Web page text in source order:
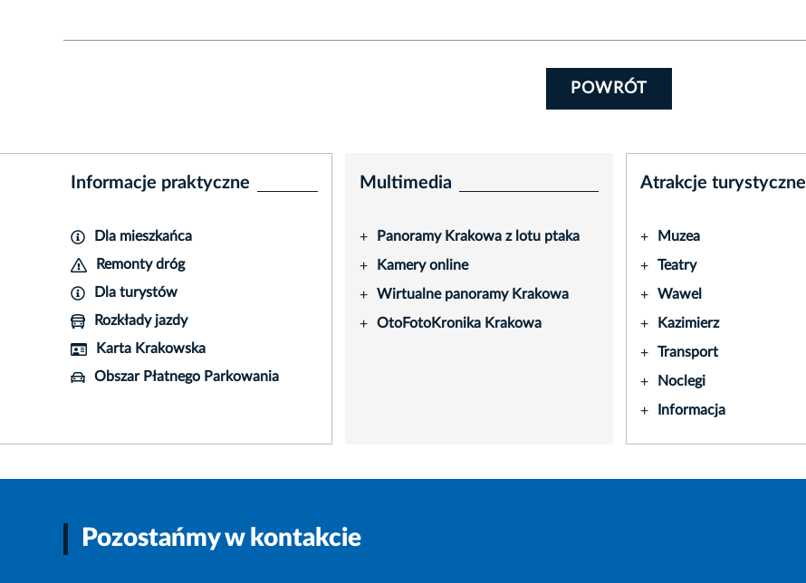
POWRÓT
Informacje praktyczne
Dla mieszkańca
Remonty dróg
Dla turystów
Rozkłady jazdy
Karta Krakowska
Obszar Płatnego Parkowania
Multimedia
+ Panoramy Krakowa z lotu ptaka
+ Kamery online
+ Wirtualne panoramy Krakowa
+ OtoFotoKronika Krakowa
Atrakcje turystyczne
+ Muzea
+ Teatry
+ Wawel
+ Kazimierz
+ Transport
+ Noclegi
+ Informacja
Pozostańmy w kontakcie